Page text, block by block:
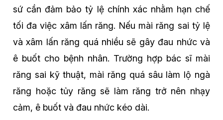
sứ cần đảm bảo tỷ lệ chính xác nhằm hạn chế
tối đa việc xâm lấn răng. Nếu mài răng sai tỷ lệ
và xâm lấn răng quá nhiều sẽ gây đau nhức và
ê buốt cho bệnh nhân. Trường hợp bác sĩ mài
răng sai kỹ thuật, mài răng quá sâu làm lộ ngà
răng hoặc tủy răng sẽ làm răng trở nên nhạy
cảm, ê buốt và đau nhức kéo dài.